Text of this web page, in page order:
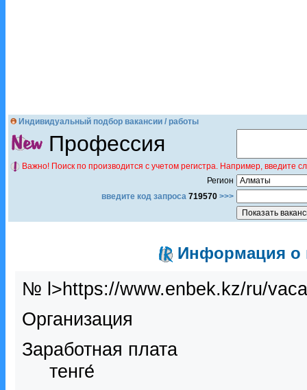
Индивидуальный подбор вакансии / работы
Профессия
Важно! Поиск по производится с учетом регистра. Например,
Регион
введите код запроса 719570 >>>
Информация о
№ l>https://www.enbek.kz/ru/
Организация
Заработная плата
тенге́